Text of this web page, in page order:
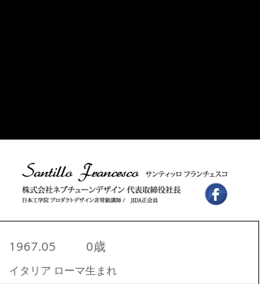
1967.05 0歳
イタリア ローマ生まれ